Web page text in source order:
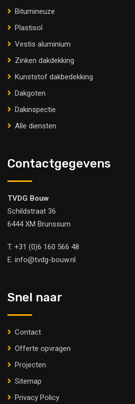
Bitumineuze
Plastisol
Vestis aluminium
Zinken dakdekking
Kunststof dakbedekking
Dakgoten
Dakinspectie
Alle diensten
Contactgegevens
TVDG Bouw
Schildstraat 36
6444 XM Brunssum
T. +31 (0)6 160 566 48
E. info@tvdg-bouw.nl
Snel naar
Contact
Offerte opvragen
Projecten
Sitemap
Privacy Policy